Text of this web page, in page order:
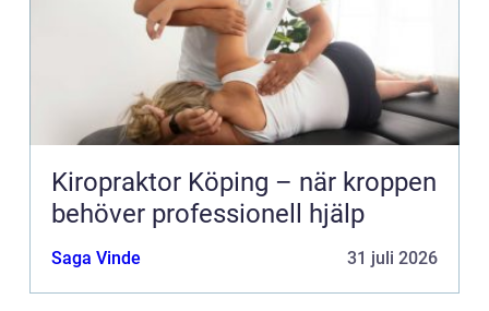
Kiropraktor Köping – när kroppen
behöver professionell hjälp
Saga Vinde 31 juli 2026